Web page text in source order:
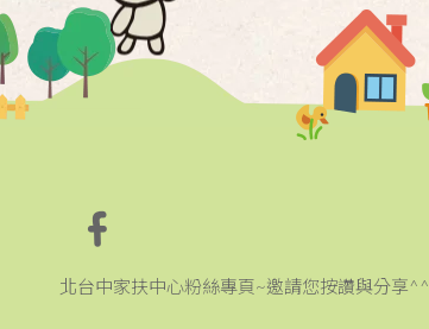
北台中家扶中心粉絲專頁~邀請您按讚與分享^^